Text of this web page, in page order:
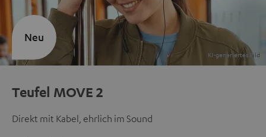
Teufel MOVE 2
Direkt mit Kabel, ehrlich im Sound
Neu